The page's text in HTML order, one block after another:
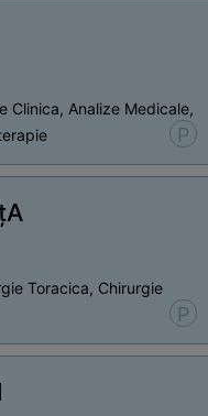
Clinica, Analize Medicale,
P
Toracica, Chirurgie
P